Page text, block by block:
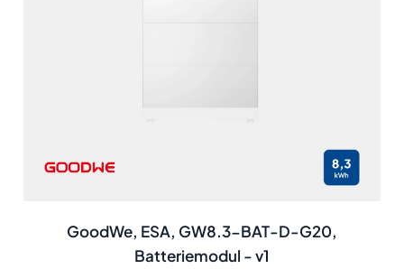
GoodWe, ESA, GW8.3-BAT-D-G20,
Batteriemodul - v1